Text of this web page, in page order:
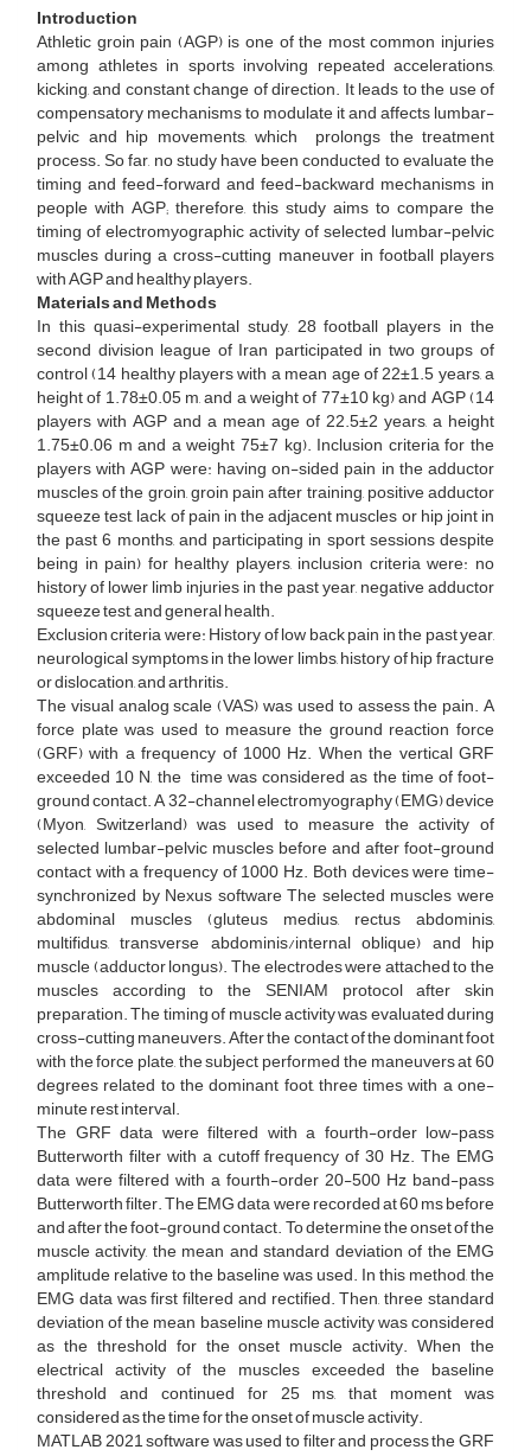
Introduction
Athletic groin pain (AGP) is one of the most common injuries
among athletes in sports involving repeated accelerations,
kicking, and constant change of direction. It leads to the use of
compensatory mechanisms to modulate it and affects lumbar-
pelvic and hip movements, which prolongs the treatment
process. So far, no study have been conducted to evaluate the
timing and feed-forward and feed-backward mechanisms in
people with AGP; therefore, this study aims to compare the
timing of electromyographic activity of selected lumbar-pelvic
muscles during a cross-cutting maneuver in football players
with AGP and healthy players.
Materials and Methods
In this quasi-experimental study, 28 football players in the
second division league of Iran participated in two groups of
control (14 healthy players with a mean age of 22±1.5 years, a
height of 1.78±0.05 m, and a weight of 77±10 kg) and AGP (14
players with AGP and a mean age of 22.5±2 years, a height
1.75±0.06 m and a weight 75±7 kg). Inclusion criteria for the
players with AGP were: having on-sided pain in the adductor
muscles of the groin, groin pain after training, positive adductor
squeeze test, lack of pain in the adjacent muscles or hip joint in
the past 6 months, and participating in sport sessions despite
being in pain) for healthy players, inclusion criteria were: no
history of lower limb injuries in the past year, negative adductor
squeeze test, and general health.
Exclusion criteria were: History of low back pain in the past year,
neurological symptoms in the lower limbs, history of hip fracture
or dislocation, and arthritis.
The visual analog scale (VAS) was used to assess the pain. A
force plate was used to measure the ground reaction force
(GRF) with a frequency of 1000 Hz. When the vertical GRF
exceeded 10 N, the time was considered as the time of foot-
ground contact. A 32-channel electromyography (EMG) device
(Myon, Switzerland) was used to measure the activity of
selected lumbar-pelvic muscles before and after foot-ground
contact with a frequency of 1000 Hz. Both devices were time-
synchronized by Nexus software The selected muscles were
abdominal muscles (gluteus medius, rectus abdominis,
multifidus, transverse abdominis/internal oblique) and hip
muscle (adductor longus). The electrodes were attached to the
muscles according to the SENIAM protocol after skin
preparation. The timing of muscle activity was evaluated during
cross-cutting maneuvers. After the contact of the dominant foot
with the force plate, the subject performed the maneuvers at 60
degrees related to the dominant foot, three times with a one-
minute rest interval.
The GRF data were filtered with a fourth-order low-pass
Butterworth filter with a cutoff frequency of 30 Hz. The EMG
data were filtered with a fourth-order 20-500 Hz band-pass
Butterworth filter. The EMG data were recorded at 60 ms before
and after the foot-ground contact. To determine the onset of the
muscle activity, the mean and standard deviation of the EMG
amplitude relative to the baseline was used. In this method, the
EMG data was first filtered and rectified. Then, three standard
deviation of the mean baseline muscle activity was considered
as the threshold for the onset muscle activity. When the
electrical activity of the muscles exceeded the baseline
threshold and continued for 25 ms, that moment was
considered as the time for the onset of muscle activity.
MATLAB 2021 software was used to filter and process the GRF